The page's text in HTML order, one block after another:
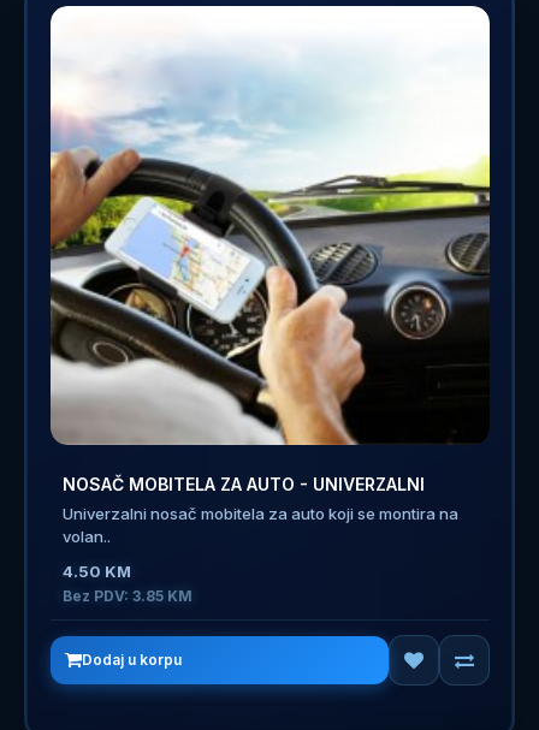
NOSAČ MOBITELA ZA AUTO - UNIVERZALNI
Univerzalni nosač mobitela za auto koji se montira na
volan..
4.50 KM
Bez PDV: 3.85 KM
Dodaj u korpu